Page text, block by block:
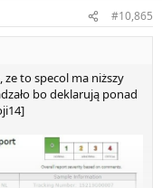
#10,865
to specol ma niższy
bo deklarują ponad